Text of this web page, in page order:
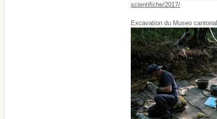
scientifiche/2017/
Excavation du Museo